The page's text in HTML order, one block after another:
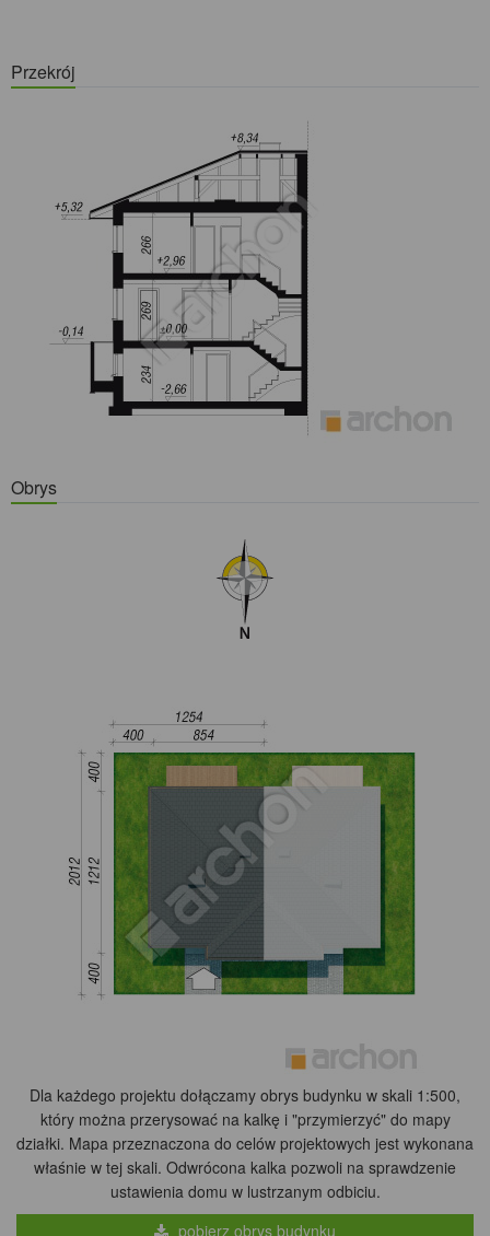
Przekrój
Obrys
Dla każdego projektu dołączamy obrys budynku w skali 1:500,
który można przerysować na kalkę i "przymierzyć" do mapy
działki. Mapa przeznaczona do celów projektowych jest wykonana
właśnie w tej skali. Odwrócona kalka pozwoli na sprawdzenie
ustawienia domu w lustrzanym odbiciu.
pobierz obrys budynku